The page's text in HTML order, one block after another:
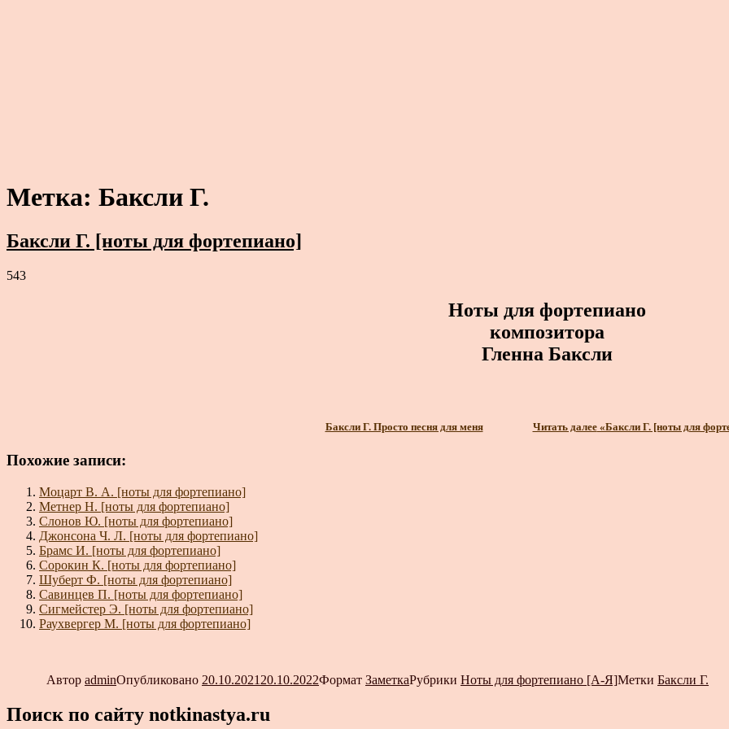
Метка: Баксли Г.
Баксли Г. [ноты для фортепиано]
543
Ноты для фортепиано
композитора
Гленна Баксли
Баксли Г. Просто песня для меня Читать далее«Баксли Г. [ноты для
Похожие записи:
Моцарт В. А. [ноты для фортепиано]
Метнер Н. [ноты для фортепиано]
Слонов Ю. [ноты для фортепиано]
Джонсона Ч. Л. [ноты для фортепиано]
Брамс И. [ноты для фортепиано]
Сорокин К. [ноты для фортепиано]
Шуберт Ф. [ноты для фортепиано]
Савинцев П. [ноты для фортепиано]
Сигмейстер Э. [ноты для фортепиано]
Раухвергер М. [ноты для фортепиано]
Автор adminОпубликовано 20.10.2021 20.10.2022Формат ЗаметкаРубрики Ноты для фортепиано [А-Я]Метки Баксли Г.
Поиск по сайту notkinastya.ru